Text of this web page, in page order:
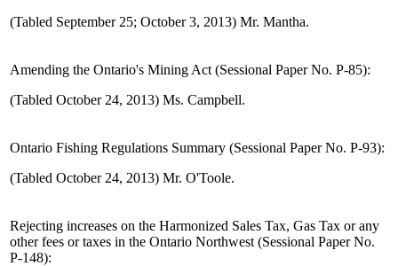
(Tabled September 25; October 3, 2013) Mr. Mantha.
Amending the Ontario's Mining Act (Sessional Paper No. P-85):
(Tabled October 24, 2013) Ms. Campbell.
Ontario Fishing Regulations Summary (Sessional Paper No. P-93):
(Tabled October 24, 2013) Mr. O'Toole.
Rejecting increases on the Harmonized Sales Tax, Gas Tax or any
other fees or taxes in the Ontario Northwest (Sessional Paper No.
P-148):